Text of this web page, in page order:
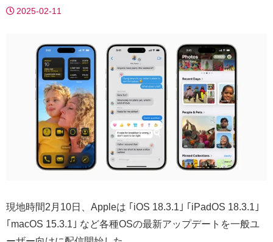
2025-02-11
現地時間2月10日、Appleは ｢iOS 18.3.1｣ ｢iPadOS 18.3.1｣
｢macOS 15.3.1｣ など各種OSの最新アップデートを一般ユ